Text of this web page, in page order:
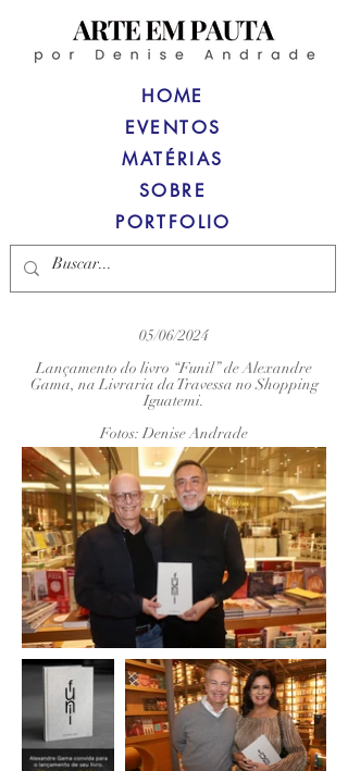
HOME
MATÉRIAS
SOBRE
PORTFOLIO
EVENTOS
05/06/2024
Lançamento do livro “Funil” de Alexandre
Gama, na Livraria da Travessa no Shopping
Iguatemi.
Fotos: Denise Andrade